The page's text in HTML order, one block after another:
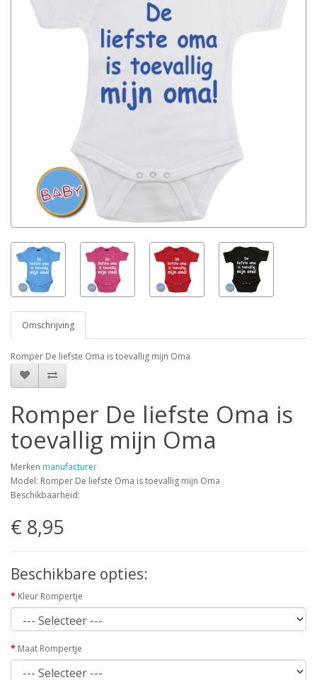
Omschrijving
Romper De liefste Oma is toevallig mijn Oma
Romper De liefste Oma is
toevallig mijn Oma
Merken manufacturer
Model: Romper De liefste Oma is toevallig mijn Oma
Beschikbaarheid:
€ 8,95
Beschikbare opties:
Kleur Rompertje
Maat Rompertje